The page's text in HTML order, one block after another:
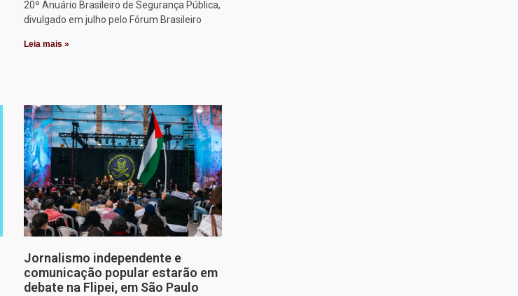
20º Anuário Brasileiro de Segurança Pública,
divulgado em julho pelo Fórum Brasileiro
Leia mais »
Jornalismo independente e
comunicação popular estarão em
debate na Flipei, em São Paulo